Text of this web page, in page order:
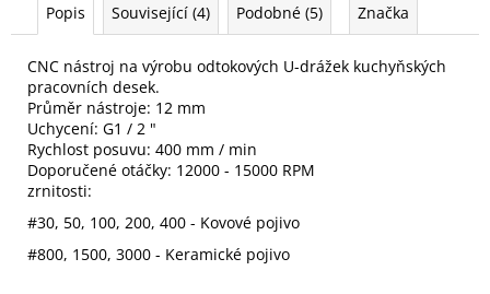
Popis Související (4) Podobné (5) Značka
CNC nástroj na výrobu odtokových U-drážek kuchyňských
pracovních desek.
Průměr nástroje: 12 mm
Uchycení: G1 / 2 "
Rychlost posuvu: 400 mm / min
Doporučené otáčky: 12000 - 15000 RPM
zrnitosti:
#30, 50, 100, 200, 400 - Kovové pojivo
#800, 1500, 3000 - Keramické pojivo